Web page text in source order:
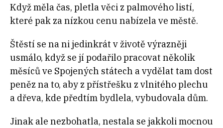
Když měla čas, pletla věci z palmového listí,
které pak za nízkou cenu nabízela ve městě.
Štěstí se na ni jedinkrát v životě výrazněji
usmálo, když se jí podařilo pracovat několik
měsíců ve Spojených státech a vydělat tam dost
peněz na to, aby z přístřešku z vlnitého plechu
a dřeva, kde předtím bydlela, vybudovala dům.
Jinak ale nezbohatla, nestala se jakkoli mocnou